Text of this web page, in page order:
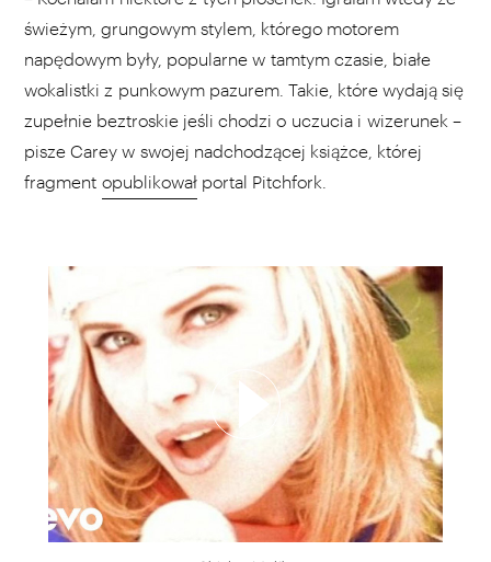
świeżym, grungowym stylem, którego motorem
napędowym były, popularne w tamtym czasie, białe
wokalistki z punkowym pazurem. Takie, które wydają się
zupełnie beztroskie jeśli chodzi o uczucia i wizerunek –
pisze Carey w swojej nadchodzącej książce, której
fragment opublikował portal Pitchfork.
WYBIERZ SWOJĄ PLAYLISTĘ
DODAJ TEN FILM DO PLAYLISTY